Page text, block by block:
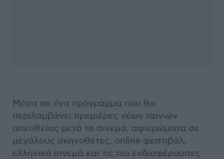
Μέσα σε ένα πρόγραμμα που θα
περιλαμβάνει πρεμιέρες νέων ταινιών
απευθείας μετά το σινεμά, αφιερώματα σε
μεγάλους σκηνοθέτες, online φεστιβάλ,
ελληνικό σινεμά και τις πιο ενδιαφέρουσες